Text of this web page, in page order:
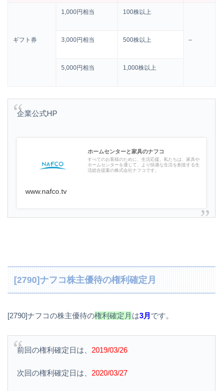
ギフト券
1,000円相当 100株以上
–
3,000円相当 500株以上
5,000円相当 1,000株以上
企業公式HP
ホームセンターと家具のナフコ
すべてのお客様のために、生活応援。私たちは、家具や
ホームセンターを通じて、より快適な生活を創造する生
活総合提案の株式会社ナフコです。
www.nafco.tv
[2790]ナフコ株主優待の権利確定月
[2790]ナフコの株主優待の権利確定月 は3月 です。
前回の権利確定日は、 2019/03/26
次回の権利確定日は、 2020/03/27